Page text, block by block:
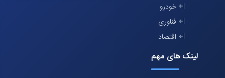
خودرو
فناوری
اقتصاد
لینک های مهم